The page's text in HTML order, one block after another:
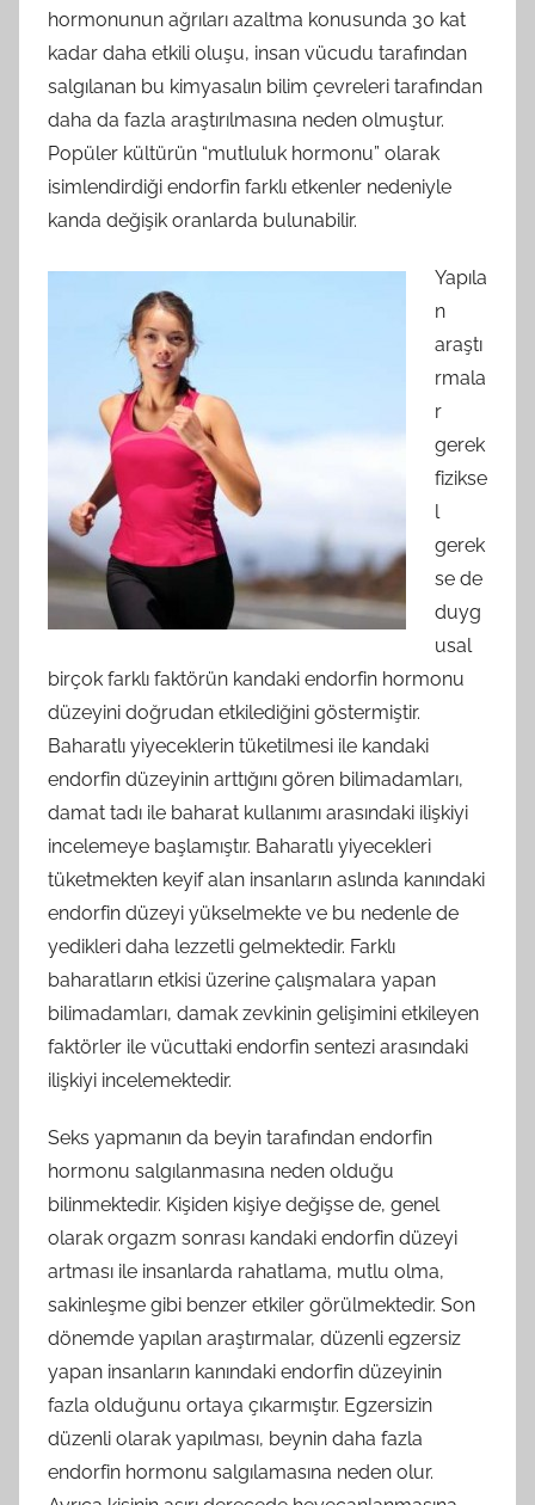
hormonunun ağrıları azaltma konusunda 30 kat
kadar daha etkili oluşu, insan vücudu tarafından
salgılanan bu kimyasalın bilim çevreleri tarafından
daha da fazla araştırılmasına neden olmuştur.
Popüler kültürün “mutluluk hormonu” olarak
isimlendirdiği endorfin farklı etkenler nedeniyle
kanda değişik oranlarda bulunabilir.
Yapıla
n
araştı
rmala
r
gerek
fizikse
l
gerek
se de
duyg
usal
birçok farklı faktörün kandaki endorfin hormonu
düzeyini doğrudan etkilediğini göstermiştir.
Baharatlı yiyeceklerin tüketilmesi ile kandaki
endorfin düzeyinin arttığını gören bilimadamları,
damat tadı ile baharat kullanımı arasındaki ilişkiyi
incelemeye başlamıştır. Baharatlı yiyecekleri
tüketmekten keyif alan insanların aslında kanındaki
endorfin düzeyi yükselmekte ve bu nedenle de
yedikleri daha lezzetli gelmektedir. Farklı
baharatların etkisi üzerine çalışmalara yapan
bilimadamları, damak zevkinin gelişimini etkileyen
faktörler ile vücuttaki endorfin sentezi arasındaki
ilişkiyi incelemektedir.
Seks yapmanın da beyin tarafından endorfin
hormonu salgılanmasına neden olduğu
bilinmektedir. Kişiden kişiye değişse de, genel
olarak orgazm sonrası kandaki endorfin düzeyi
artması ile insanlarda rahatlama, mutlu olma,
sakinleşme gibi benzer etkiler görülmektedir. Son
dönemde yapılan araştırmalar, düzenli egzersiz
yapan insanların kanındaki endorfin düzeyinin
fazla olduğunu ortaya çıkarmıştır. Egzersizin
düzenli olarak yapılması, beynin daha fazla
endorfin hormonu salgılamasına neden olur.